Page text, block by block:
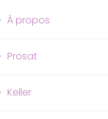
À propos
Prosat
Keller